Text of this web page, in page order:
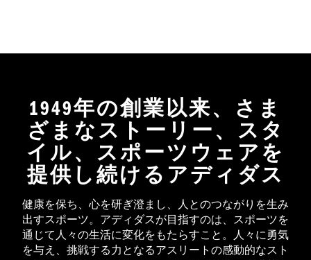
1949年の創業以来、さま
ざまなストーリー、スタ
イル、スポーツウェアを
提供し続けるアディダス
健康を保ち、心を研ぎ澄まし、人とのつながりを生み
出すスポーツ。アディダスが目指すのは、スポーツを
通じて人々の生活に変化をもたらすこと。人々に勇気
を与え、挑戦する力となるアスリートの感動的なスト